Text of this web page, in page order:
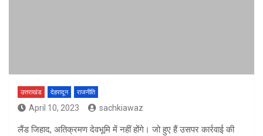
उत्तराखंड देहरादून राजनीति
April 10, 2023 sachkiawaz
लैंड जिहाद, अतिक्रमण देवभूमि में नहीं होंगे। जो हुए हैं उसपर कार्रवाई की